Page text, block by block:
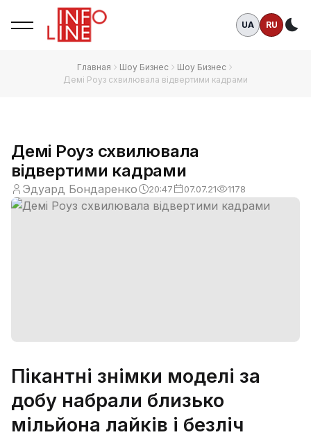
UA RU
Главная Шоу Бизнес
Шоу Бизнес
Демі Роуз схвилювала відвертими кадрами
Демі Роуз схвилювала
відвертими кадрами
Эдуард Бондаренко 20:47 07.07.21 1178
Пікантні знімки моделі за
добу набрали близько
мільйона лайків і безліч